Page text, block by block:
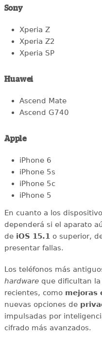
Sony
Xperia Z
Xperia Z2
Xperia SP
Huawei
Ascend Mate
Ascend G740
Apple
iPhone 6
iPhone 5s
iPhone 5c
iPhone 5
En cuanto a los
dependerá si el aparato
deiOS 15.1o superior,
presentar fallas.
Los teléfonos más
hardwareque dificultan la
recientes, como mejoras
nuevas opciones de
impulsadas por
cifrado más avanzados.